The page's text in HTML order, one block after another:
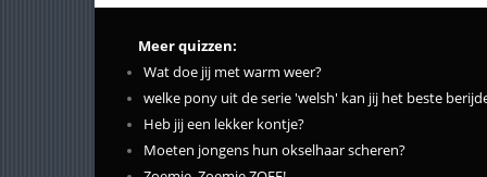
Meer quizzen:
Wat doe jij met warm weer?
welke pony uit de serie 'welsh' kan jij het beste
Heb jij een lekker kontje?
Moeten jongens hun okselhaar scheren?